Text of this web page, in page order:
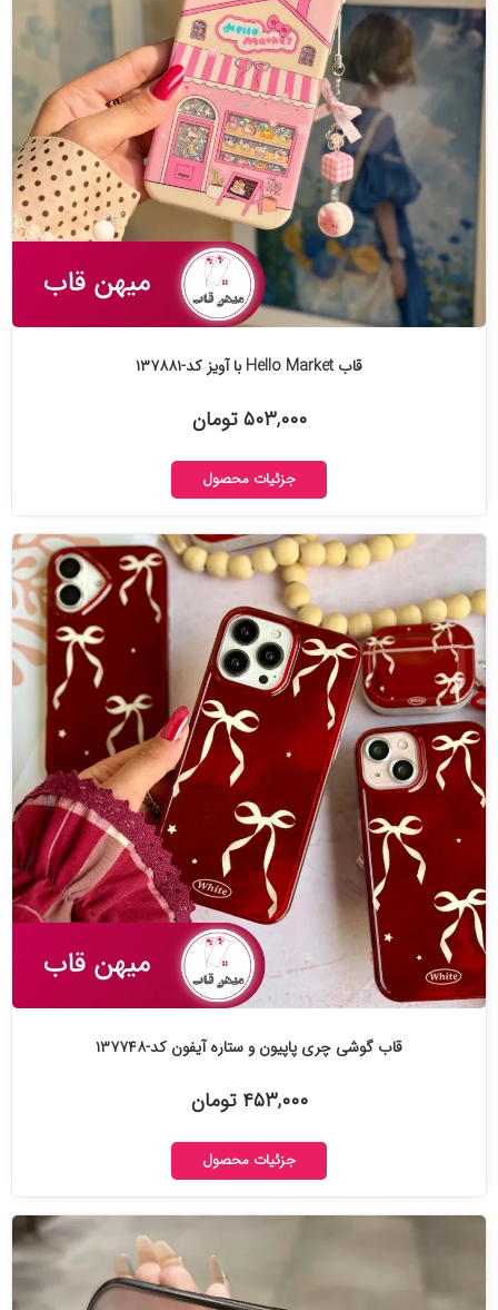
قاب Hello Market با آویز کد-۱۳۷۸۸۱
۵۰۳,۰۰۰ تومان
جزئیات محصول
قاب گوشی چری پاپیون و ستاره آیفون کد-۱۳۷۷۴۸
۴۵۳,۰۰۰ تومان
جزئیات محصول